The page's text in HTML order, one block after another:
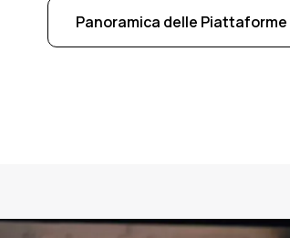
Panoramica delle Piattaforme